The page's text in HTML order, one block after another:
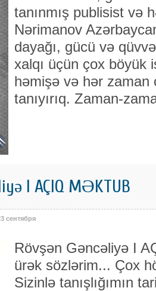
tanınmış publisist və
Nərimanov
dayağı, gücü və
xalqı üçün çox böyük
həmişə və hər zaman
tanıyırıq. Zaman-
I AÇIQ MƏKTUB
сентября
Rövşən Gəncəliyə I
ürək sözlərim... Çox
Sizinlə tanışlığımın